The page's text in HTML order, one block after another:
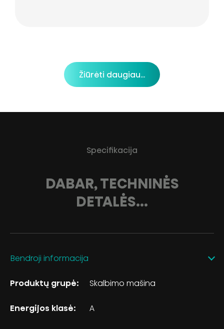
Žiūrėti daugiau...
Specifikacija
DABAR, TECHNINĖS
DETALĖS...
Bendroji informacija
Produktų grupė: Skalbimo mašina
Energijos klasė: A